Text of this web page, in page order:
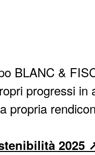
BLANC &
progressi in
propria
2025